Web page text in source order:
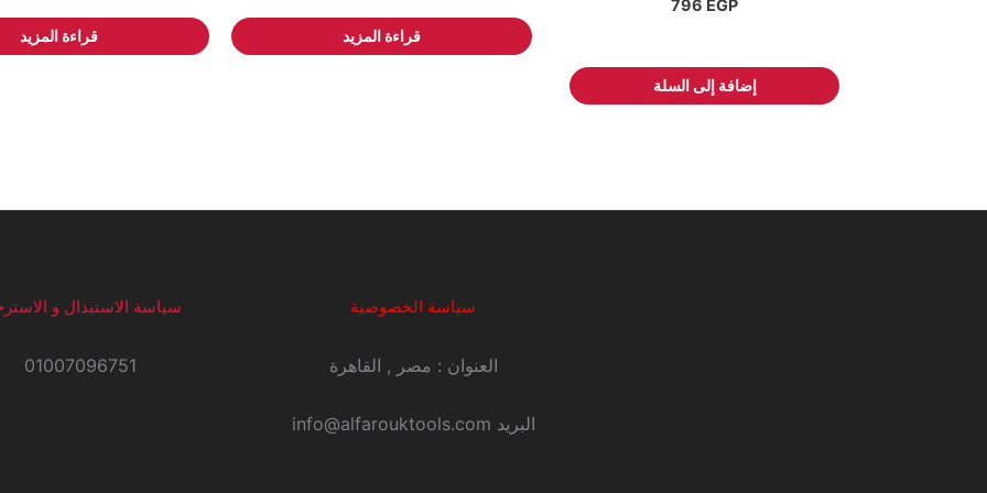
796 EGP
إضافة إلى السلة
قراءة المزيد قراءة المزيد
سياسة الخصوصية
العنوان : مصر , القاهرة
البريد info@alfarouktools.com
سياسة الاستبدال و
01007096751